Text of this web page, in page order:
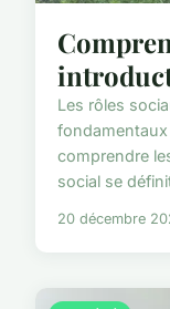
Les rôles
comprendre
social se
20 décembre